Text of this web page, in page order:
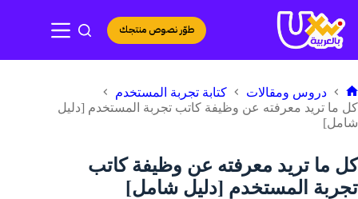
إلى
المحتوى
طوّر نصوص منتجك
الرئيسية
دروس ومقالات
كتابة تجربة المستخدم
كل ما تريد معرفته عن وظيفة كاتب تجربة المستخدم [دليل
شامل]
كل ما تريد معرفته عن وظيفة كاتب
تجربة المستخدم [دليل شامل]